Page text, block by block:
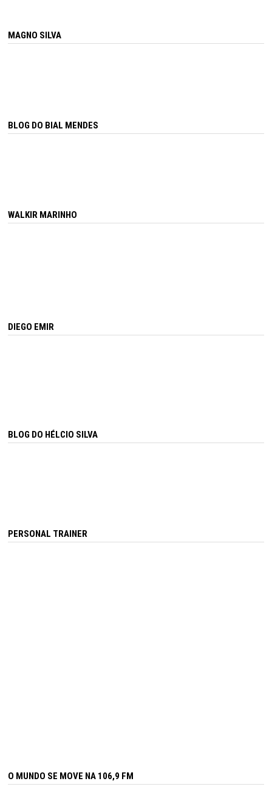
MAGNO SILVA
BLOG DO BIAL MENDES
WALKIR MARINHO
DIEGO EMIR
BLOG DO HÉLCIO SILVA
PERSONAL TRAINER
O MUNDO SE MOVE NA 106,9 FM